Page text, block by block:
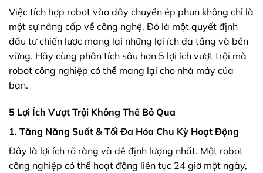
Việc tích hợp robot vào dây chuyền ép phun không chỉ là
một sự nâng cấp về công nghệ. Đó là một quyết định
đầu tư chiến lược mang lại những lợi ích đa tầng và bền
vững. Hãy cùng phân tích sâu hơn 5 lợi ích vượt trội mà
robot công nghiệp có thể mang lại cho nhà máy của
bạn.
5 Lợi Ích Vượt Trội Không Thể Bỏ Qua
1. Tăng Năng Suất & Tối Đa Hóa Chu Kỳ Hoạt Động
Đây là lợi ích rõ ràng và dễ định lượng nhất. Một robot
công nghiệp có thể hoạt động liên tục 24 giờ một ngày,